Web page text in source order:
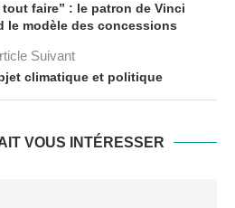
tout faire” : le patron de Vinci
le modèle des concessions
Suivant
climatique et politique
VOUS INTÉRESSER